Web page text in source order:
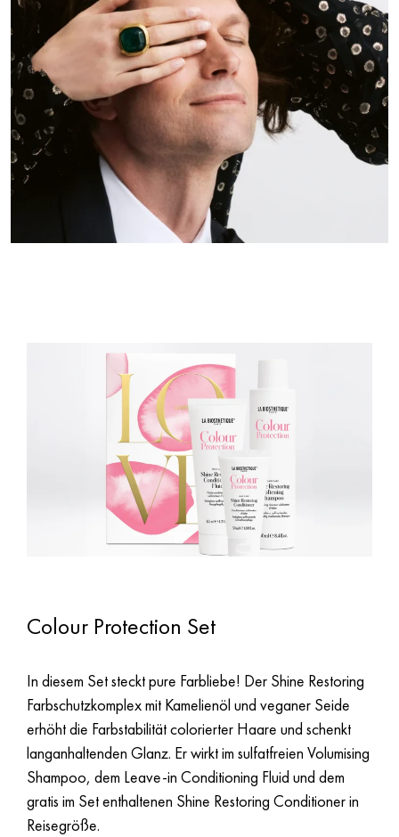
Colour Protection Set
In diesem Set steckt pure Farbliebe! Der Shine Restoring
Farbschutzkomplex mit Kamelienöl und veganer Seide
erhöht die Farbstabilität colorierter Haare und schenkt
langanhaltenden Glanz. Er wirkt im sulfatfreien Volumising
Shampoo, dem Leave-in Conditioning Fluid und dem
gratis im Set enthaltenen Shine Restoring Conditioner in
Reisegröße.